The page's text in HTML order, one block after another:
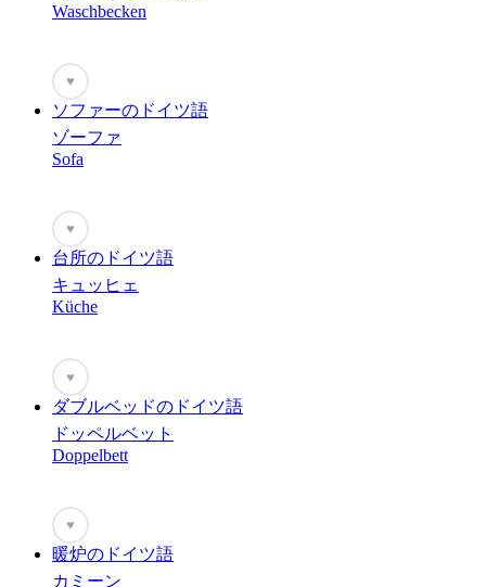
Waschbecken
♥
ソファーのドイツ語
ゾーファ
Sofa
♥
台所のドイツ語
キュッヒェ
Küche
♥
ダブルベッドのドイツ語
ドッペルベット
Doppelbett
♥
暖炉のドイツ語
カミーン